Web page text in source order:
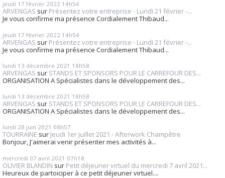
jeudi 17 février 2022 14h54
ARVENGAS sur Présentez votre entreprise - Lundi 21 février -...
Je vous confirme ma présence Cordialement Thibaud...
jeudi 17 février 2022 14h54
ARVENGAS sur Présentez votre entreprise - Lundi 21 février -...
Je vous confirme ma présence Cordialement Thibaud...
lundi 13 décembre 2021 18h58
ARVENGAS sur STANDS ET SPONSORS POUR LE CARREFOUR DES...
ORGANISATION A Spécialistes dans le développement des...
lundi 13 décembre 2021 18h58
ARVENGAS sur STANDS ET SPONSORS POUR LE CARREFOUR DES...
ORGANISATION A Spécialistes dans le développement des...
lundi 28 juin 2021 08h57
TOURRAINE sur Jeudi 1er juillet 2021 - Afterwork Champêtre
Bonjour, J'aimerai venir présenter mes activités à...
mercredi 07 avril 2021 07h18
OLIVIER BLANDIN sur Petit déjeuner virtuel du mercredi 7 avril 2021...
Heureux de partoiciper à ce petit déjeuner virtuel....